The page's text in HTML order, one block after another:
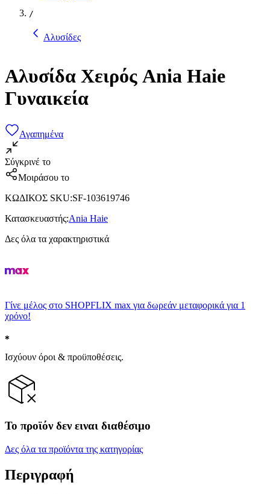
/
Αλυσίδες
Αλυσίδα Χειρός Ania Haie
Γυναικεία
Αγαπημένα
Σύγκρινέ το
Μοιράσου το
ΚΩΔΙΚΟΣ SKU:SF-103619746
Κατασκευαστής:Ania Haie
Δες όλα τα χαρακτηριστικά
Γίνε μέλος στο SHOPFLIX max για δωρεάν μεταφορικά για 1
χρόνο!
Ισχύουν όροι & προϋποθέσεις.
Το προϊόν δεν ειναι διαθέσιμο
Δες όλα τα προϊόντα της κατηγορίας
Περιγραφή